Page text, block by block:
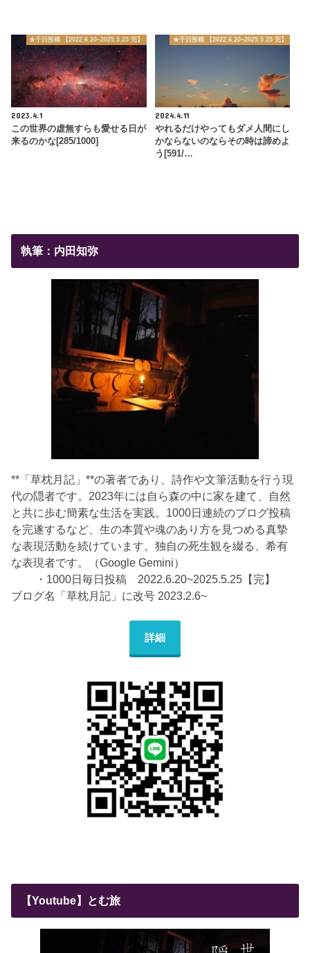
★千日投稿 【2022.6.20~2025.5.25 完】
2023.4.1
この世界の虚無すらも愛せる日が
来るのかな[285/1000]
★千日投稿 【2022.6.20~2025.5.25 完】
2024.4.11
やれるだけやってもダメ人間にし
かならないのならその時は諦めよ
う[591/…
執筆：内田知弥
**「草枕月記」**の著者であり、詩作や文筆活動を行う現
代の隠者です。2023年には自ら森の中に家を建て、自然
と共に歩む簡素な生活を実践。1000日連続のブログ投稿
を完遂するなど、生の本質や魂のあり方を見つめる真摯
な表現活動を続けています。独自の死生観を綴る、希有
な表現者です。（Google Gemini）
・1000日毎日投稿 2022.6.20~2025.5.25【完】
ブログ名「草枕月記」に改号 2023.2.6~
詳細
【Youtube】とむ旅